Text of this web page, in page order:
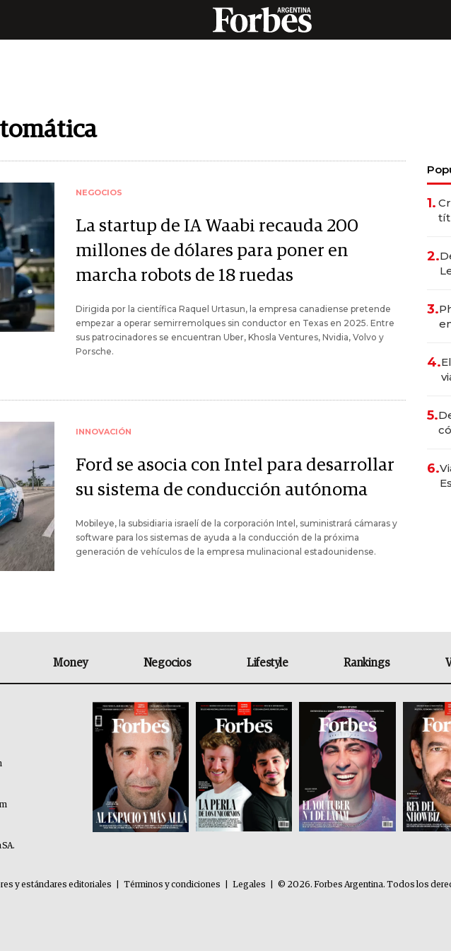
NEGOCIOS
La startup de IA Waabi recauda 200
millones de dólares para poner en
marcha robots de 18 ruedas
Dirigida por la científica Raquel Urtasun, la empresa canadiense pretende
empezar a operar semirremolques sin conductor en Texas en 2025. Entre
sus patrocinadores se encuentran Uber, Khosla Ventures, Nvidia, Volvo y
Porsche.
INNOVACIÓN
Ford se asocia con Intel para desarrollar
su sistema de conducción autónoma
Mobileye, la subsidiaria israelí de la corporación Intel, suministrará cámaras y
software para los sistemas de ayuda a la conducción de la próxima
generación de vehículos de la empresa mulinacional estadounidense.
1.
2.
3.
4.
5.
6.
Money Negocios Lifestyle Rankings
y estándares editoriales Términos y condiciones Legales
© 2026. Forbes Argentina. Todos los